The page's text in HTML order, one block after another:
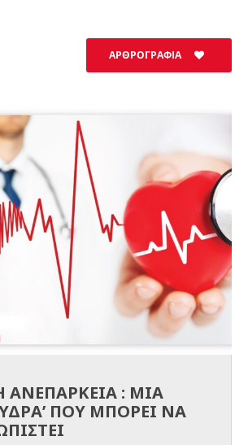
ΑΡΘΡΟΓΡΑΦΙΑ
ΑΝΕΠΑΡΚΕΙΑ : ΜΙΑ
ΠΟΥ ΜΠΟΡΕΙ ΝΑ